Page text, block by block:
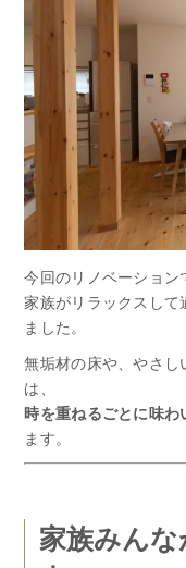
今回のリノベーション
家族がリラックスして
ました。
無垢材の床や、やさし
は、
時を重ねるごとに味わ
ます。
家族みん